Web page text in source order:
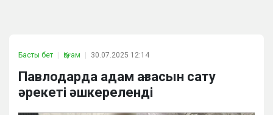
Басты бет Қоғам 30.07.2025 12:14
Павлодарда адам ағзасын сату
әрекеті әшкереленді